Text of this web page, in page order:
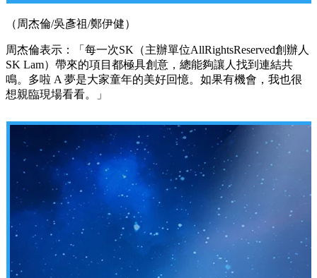
（周杰倫/吳彥祖/鄭伊健）
周杰倫表示：「每一次SK（主辦單位AllRightsReserved創辦人
SK Lam）帶來的項目都極具創意，總能夠讓人找到連結共
鳴。多啦 A 夢是大家童年的美好回憶。如果有機會，我也很
想親臨現場看看。」